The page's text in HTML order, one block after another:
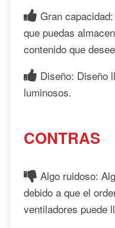
Gran
que puedas
contenido que
Diseño: Diseño
luminosos.
CONTRAS
Algo ruidoso:
debido a que el
ventiladores puede